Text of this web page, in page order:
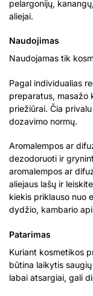
pelargonijų,
aliejai.
Naudojimas
Naudojamas tik
Pagal individualias
preparatus, masažo
priežiūrai. Čia
dozavimo normų.
Aromalempos ar
dezodoruoti ir
aromalempos ar
aliejaus lašų ir
kiekis priklauso nuo
dydžio, kambario
Patarimas
Kuriant kosmetikos
būtina laikytis
labai atsargiai, gali